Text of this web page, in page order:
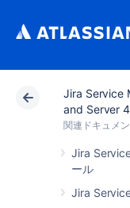
Jira Service
and Server
関連ドキュメン
Jira
ール
Jira
アトラシアン
Jira